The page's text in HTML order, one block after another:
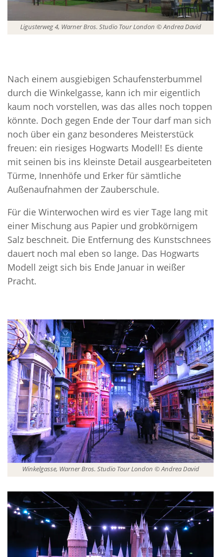
Ligusterweg 4, Warner Bros. Studio Tour London © Andrea David
Nach einem ausgiebigen Schaufensterbummel
durch die Winkelgasse, kann ich mir eigentlich
kaum noch vorstellen, was das alles noch toppen
könnte. Doch gegen Ende der Tour darf man sich
noch über ein ganz besonderes Meisterstück
freuen: ein riesiges Hogwarts Modell! Es diente
mit seinen bis ins kleinste Detail ausgearbeiteten
Türme, Innenhöfe und Erker für sämtliche
Außenaufnahmen der Zauberschule.
Für die Winterwochen wird es vier Tage lang mit
einer Mischung aus Papier und grobkörnigem
Salz beschneit. Die Entfernung des Kunstschnees
dauert noch mal eben so lange. Das Hogwarts
Modell zeigt sich bis Ende Januar in weißer
Pracht.
Winkelgasse, Warner Bros. Studio Tour London © Andrea David